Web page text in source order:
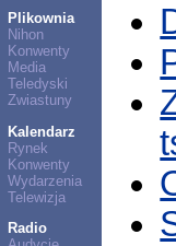
Plikownia
Nihon
Konwenty
Media
Teledyski
Zwiastuny
Kalendarz
Rynek
Konwenty
Wydarzenia
Telewizja
Radio